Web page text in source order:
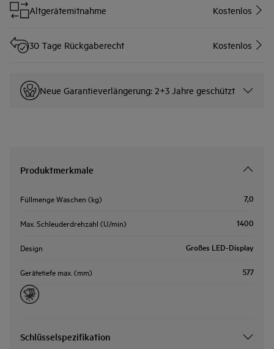
Altgerätemitnahme Kostenlos
30 Tage Rückgaberecht Kostenlos
Neue Garantieverlängerung: 2+3 Jahre geschützt
Produktmerkmale
Füllmenge Waschen (kg) 7,0
Max. Schleuderdrehzahl (U/min) 1400
Design Großes LED-Display
Gerätetiefe max. (mm) 577
Schlüsselspezifikation